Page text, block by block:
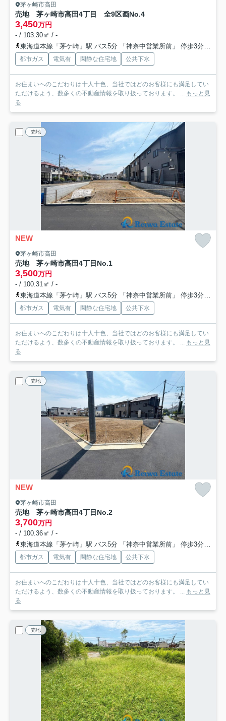
茅ヶ崎市高田
売地 茅ヶ崎市高田4丁目 全9区画No.4
3,450万円
- / 103.30㎡ / -
東海道本線「茅ケ崎」駅 バス5分 「神奈中営業所前」 停歩3分
都市ガス 電気有 閑静な住宅地 公共下水
お住まいへのこだわりは十人十色、当社ではどのお客様にも満足してい
ただけるよう、数多くの不動産情報を取り扱っております。 ... もっと見
る
売地
NEW
茅ヶ崎市高田
売地 茅ヶ崎市高田4丁目 No.1
3,500万円
- / 100.31㎡ / -
東海道本線「茅ケ崎」駅 バス5分 「神奈中営業所前」 停歩3分
都市ガス 電気有 閑静な住宅地 公共下水
お住まいへのこだわりは十人十色、当社ではどのお客様にも満足してい
ただけるよう、数多くの不動産情報を取り扱っております。 ... もっと見
る
売地
NEW
茅ヶ崎市高田
売地 茅ヶ崎市高田4丁目 No.2
3,700万円
- / 100.36㎡ / -
東海道本線「茅ケ崎」駅 バス5分 「神奈中営業所前」 停歩3分
都市ガス 電気有 閑静な住宅地 公共下水
お住まいへのこだわりは十人十色、当社ではどのお客様にも満足してい
ただけるよう、数多くの不動産情報を取り扱っております。 ... もっと見
る
売地